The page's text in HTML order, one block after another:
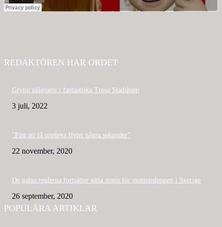
REDAKTÖREN HAR ORDET
Grymt plågsamt i fantastiska Trosa Stadslopp
3 juli, 2022
”Fint att få uppleva flytet några sekunder”
22 november, 2020
De galna reglerna fortsätter sätta stopp för motionsloppen i Sverige
26 september, 2020
POPULÄRA ARTIKLAR